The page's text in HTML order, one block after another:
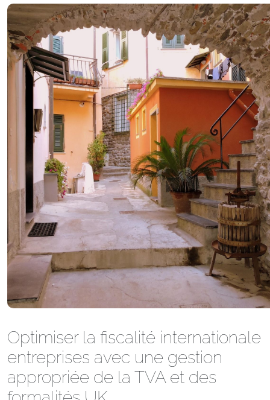
Optimiser la fiscalité internationale
entreprises avec une gestion
appropriée de la TVA et des